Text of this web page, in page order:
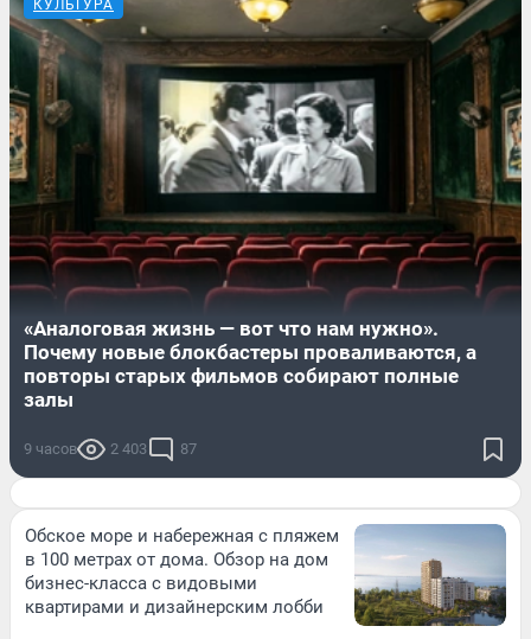
КУЛЬТУРА
«Аналоговая жизнь — вот что нам нужно».
Почему новые блокбастеры проваливаются, а
повторы старых фильмов собирают полные
залы
9 часов 2 403 87
Обское море и набережная с пляжем
в 100 метрах от дома. Обзор на дом
бизнес-класса с видовыми
квартирами и дизайнерским лобби